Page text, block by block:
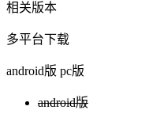
相关版本
多平台下载
android版 pc版
android版